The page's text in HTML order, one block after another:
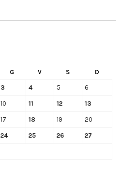
G V S D
3 4 5 6
10 11 12 13
17 18 19 20
24 25 26 27